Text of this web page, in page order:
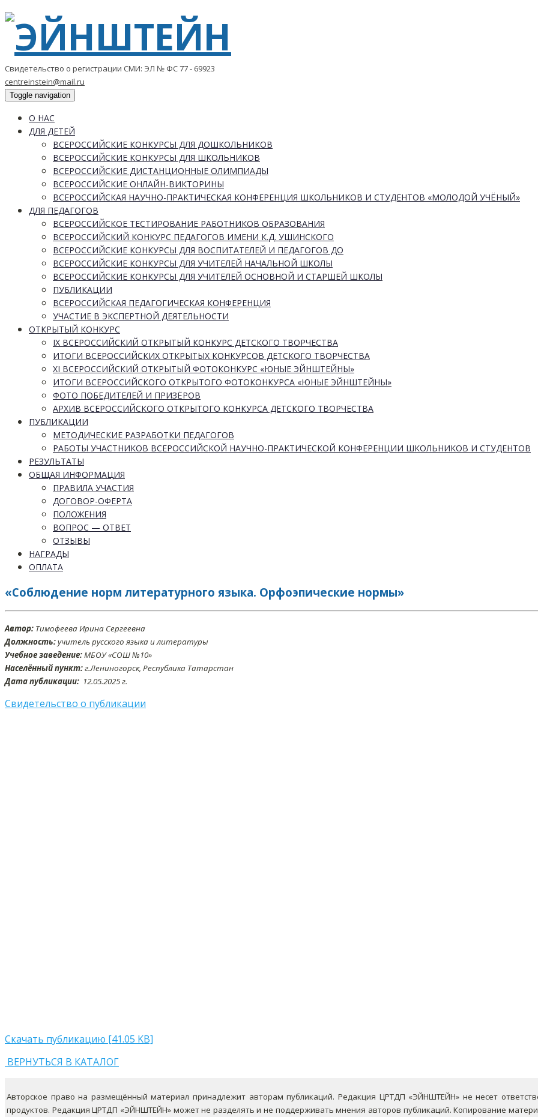
Свидетельство о регистрации СМИ: ЭЛ № ФС 77 - 69923
centreinstein@mail.ru
Toggle navigation
О НАС
ДЛЯ ДЕТЕЙ
ВСЕРОССИЙСКИЕ КОНКУРСЫ ДЛЯ ДОШКОЛЬНИКОВ
ВСЕРОССИЙСКИЕ КОНКУРСЫ ДЛЯ ШКОЛЬНИКОВ
ВСЕРОССИЙСКИЕ ДИСТАНЦИОННЫЕ ОЛИМПИАДЫ
ВСЕРОССИЙСКИЕ ОНЛАЙН-ВИКТОРИНЫ
ВСЕРОССИЙСКАЯ НАУЧНО-ПРАКТИЧЕСКАЯ КОНФЕРЕНЦИЯ ШКОЛЬНИКОВ И СТУДЕНТОВ «МОЛОДОЙ УЧЁНЫЙ»
ДЛЯ ПЕДАГОГОВ
ВСЕРОССИЙСКОЕ ТЕСТИРОВАНИЕ РАБОТНИКОВ ОБРАЗОВАНИЯ
ВСЕРОССИЙСКИЙ КОНКУРС ПЕДАГОГОВ ИМЕНИ К.Д. УШИНСКОГО
ВСЕРОССИЙСКИЕ КОНКУРСЫ ДЛЯ ВОСПИТАТЕЛЕЙ И ПЕДАГОГОВ ДО
ВСЕРОССИЙСКИЕ КОНКУРСЫ ДЛЯ УЧИТЕЛЕЙ НАЧАЛЬНОЙ ШКОЛЫ
ВСЕРОССИЙСКИЕ КОНКУРСЫ ДЛЯ УЧИТЕЛЕЙ ОСНОВНОЙ И СТАРШЕЙ ШКОЛЫ
ПУБЛИКАЦИИ
ВСЕРОССИЙСКАЯ ПЕДАГОГИЧЕСКАЯ КОНФЕРЕНЦИЯ
УЧАСТИЕ В ЭКСПЕРТНОЙ ДЕЯТЕЛЬНОСТИ
ОТКРЫТЫЙ КОНКУРС
IX ВСЕРОССИЙСКИЙ ОТКРЫТЫЙ КОНКУРС ДЕТСКОГО ТВОРЧЕСТВА
ИТОГИ ВСЕРОССИЙСКИХ ОТКРЫТЫХ КОНКУРСОВ ДЕТСКОГО ТВОРЧЕСТВА
XI ВСЕРОССИЙСКИЙ ОТКРЫТЫЙ ФОТОКОНКУРС «ЮНЫЕ ЭЙНШТЕЙНЫ»
ИТОГИ ВСЕРОССИЙСКОГО ОТКРЫТОГО ФОТОКОНКУРСА «ЮНЫЕ ЭЙНШТЕЙНЫ»
ФОТО ПОБЕДИТЕЛЕЙ И ПРИЗЁРОВ
АРХИВ ВСЕРОССИЙСКОГО ОТКРЫТОГО КОНКУРСА ДЕТСКОГО ТВОРЧЕСТВА
ПУБЛИКАЦИИ
МЕТОДИЧЕСКИЕ РАЗРАБОТКИ ПЕДАГОГОВ
РАБОТЫ УЧАСТНИКОВ ВСЕРОССИЙСКОЙ НАУЧНО-ПРАКТИЧЕСКОЙ КОНФЕРЕНЦИИ ШКОЛЬНИКОВ И СТУДЕНТОВ
РЕЗУЛЬТАТЫ
ОБЩАЯ ИНФОРМАЦИЯ
ПРАВИЛА УЧАСТИЯ
ДОГОВОР-ОФЕРТА
ПОЛОЖЕНИЯ
ВОПРОС — ОТВЕТ
ОТЗЫВЫ
НАГРАДЫ
ОПЛАТА
«Соблюдение норм литературного языка. Орфоэпические нормы»
Автор: Тимофеева Ирина Сергеевна
Должность:учитель русского языка и литературы
Учебное заведение:МБОУ «СОШ №10»
Населённый пункт:г.Лениногорск, Республика Татарстан
Дата публикации: 12.05.2025 г.
Свидетельство о публикации
Скачать публикацию [41.05 KB]
ВЕРНУТЬСЯ В КАТАЛОГ
Авторское право на размещённый материал принадлежит авторам публикаций. Редакция ЦРТДП «ЭЙНШТЕЙН» не несет
продуктов. Редакция ЦРТДП «ЭЙНШТЕЙН» может не разделять и не поддерживать мнения авторов публикаций.Копирование